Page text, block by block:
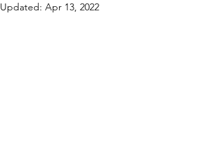
Updated: Apr 13, 2022